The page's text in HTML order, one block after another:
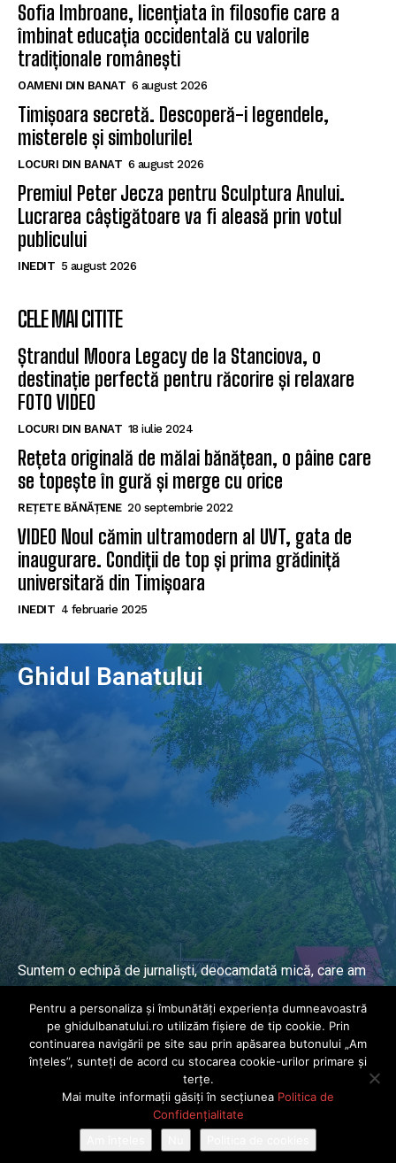
Sofia Imbroane, licențiata în filosofie care a
îmbinat educația occidentală cu valorile
tradiționale românești
OAMENI DIN BANAT 6 august 2026
Timișoara secretă. Descoperă-i legendele,
misterele și simbolurile!
LOCURI DIN BANAT 6 august 2026
Premiul Peter Jecza pentru Sculptura Anului.
Lucrarea câștigătoare va fi aleasă prin votul
publicului
INEDIT 5 august 2026
CELE MAI CITITE
Ștrandul Moora Legacy de la Stanciova, o
destinație perfectă pentru răcorire și relaxare
FOTO VIDEO
LOCURI DIN BANAT 18 iulie 2024
Rețeta originală de mălai bănățean, o pâine care
se topește în gură și merge cu orice
REȚETE BĂNĂȚENE 20 septembrie 2022
VIDEO Noul cămin ultramodern al UVT, gata de
inaugurare. Condiții de top și prima grădiniță
universitară din Timișoara
INEDIT 4 februarie 2025
Ghidul Banatului
Suntem o echipă de jurnaliști, deocamdată mică, care am
ani.
© Ghidul Banatului 2025. Toate drepturile rezervate · Dezvoltat de
Power Media FX
Pentru a personaliza și îmbunătăți experiența dumneavoastră
pe ghidulbanatului.ro utilizăm fișiere de tip cookie. Prin
continuarea navigării pe site sau prin apăsarea butonului „Am
înțeles”, sunteți de acord cu stocarea cookie-urilor primare și
terțe.
Mai multe informații găsiți în secțiunea Politica de
Confidențialitate